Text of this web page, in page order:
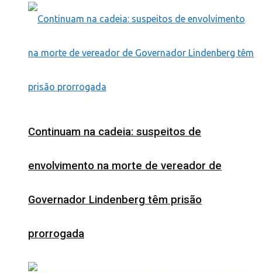
Continuam na cadeia: suspeitos de
envolvimento na morte de vereador de
Governador Lindenberg têm prisão
prorrogada